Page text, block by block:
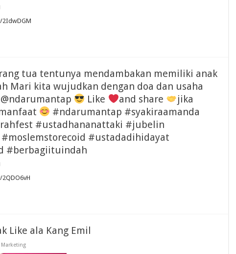
2IdwDGM
tua tentunya mendambakan memiliki anak
Mari kita wujudkan dengan doa dan usaha
Like and share
jika
#ndarumantap #syakiraamanda
#ustadhananattaki #jubelin
#ustadadihidayat
#berbagiituindah
Like ala Kang Emil
Marketing